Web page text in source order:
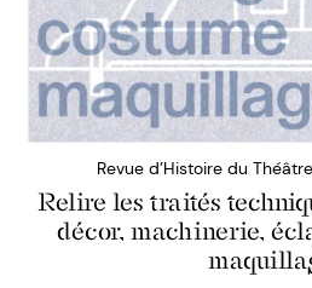
Revue d’Histoire du
Relire les traités
décor, machinerie,